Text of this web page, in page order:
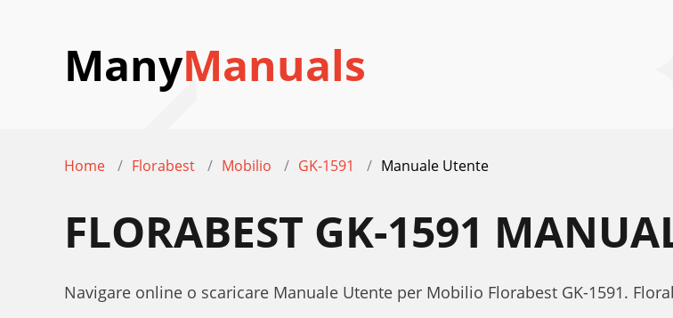
ManyManuals
Home Florabest Mobilio GK-1591 Manuale Utente
FLORABEST GK-1591
Navigare online o scaricare Manuale Utente per Mobilio Florabest GK-1591.